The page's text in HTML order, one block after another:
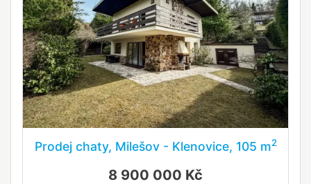
Prodej chaty, Milešov - Klenovice, 105 m2
8 900 000 Kč